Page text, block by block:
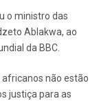
o ministro das
Ablakwa, ao
da BBC.
africanos não estão
justiça para as